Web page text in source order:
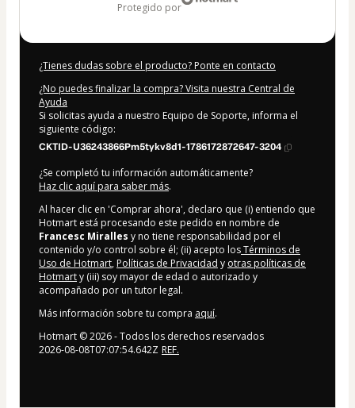
protegido por
¿Tienes dudas sobre el producto? Ponte en contacto
¿No puedes finalizar la compra? Visita nuestra Central de
Ayuda
Si solicitas ayuda a nuestro Equipo de Soporte, informa el
siguiente código:
CKTID-U36243866Pm5tykv8d1-1786172872647-3204
¿Se completó tu información automáticamente?
Haz clic aquí para saber más.
Al hacer clic en 'Comprar ahora', declaro que (i) entiendo que
Hotmart está procesando este pedido en nombre de
Francesc Miralles y no tiene responsabilidad por el
contenido y/o control sobre él; (ii) acepto losTérminos de
Uso de Hotmart, Políticas de Privacidad y otras políticas de
Hotmarty (iii) soy mayor de edad o autorizado y
acompañado por un tutor legal.
Más información sobre tu compra aquí.
Hotmart ©2026- Todos los derechos reservados
2026-08-08T07:07:54.642Z REF.